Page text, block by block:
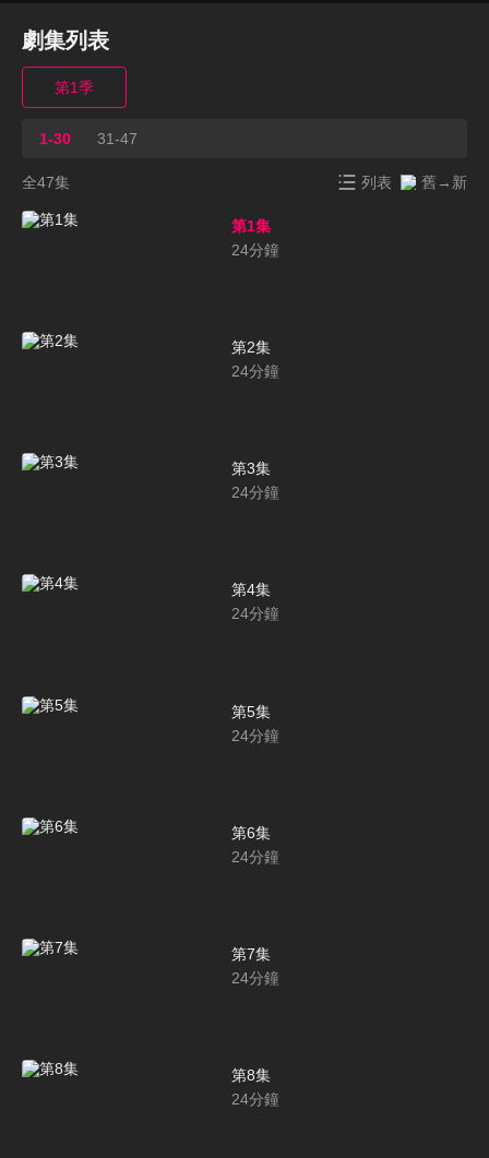
劇集列表
第1季
1-30 31-47
全47集 列表 舊→新
第1集
24分鐘
第2集
24分鐘
第3集
24分鐘
第4集
24分鐘
第5集
24分鐘
第6集
24分鐘
第7集
24分鐘
第8集
24分鐘